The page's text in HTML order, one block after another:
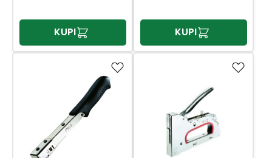
KUPI KUPI